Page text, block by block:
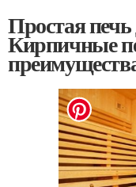
Простая
Кирпичные